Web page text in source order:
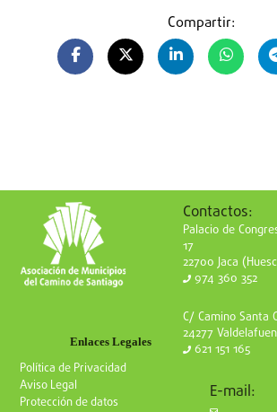
Compartir:
Enlaces Legales
Política de Privacidad
Aviso Legal
Protección de datos
Contactos:
Palacio de
17
22700 Jaca
974 360 352
C/ Camino Santa
24277
621 151 165
E-mail: